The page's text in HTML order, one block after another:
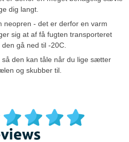
dig langt.
neopren - det er derfor en varm
sig at af få fugten transporteret
gå ned til -20C.
den kan tåle når du lige sætter
og skubber til.